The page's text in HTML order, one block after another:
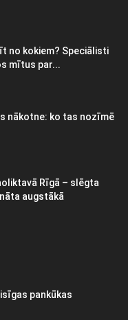
no kokiem? Speciālisti
mītus par...
nākotne: ko tas nozīmē
Rīgā – slēgta
augstākā
pankūkas